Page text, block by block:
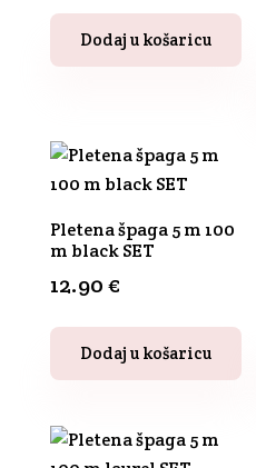
Dodaj u košaricu
Pletena špaga 5 m 100
m black SET
12.90€
Dodaj u košaricu